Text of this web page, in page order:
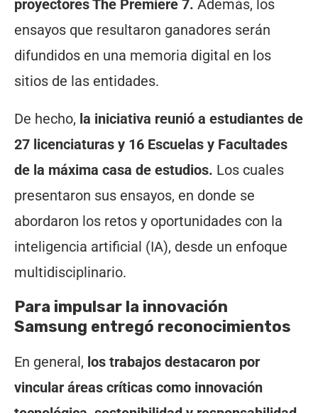
proyectores The Premiere 7. Además, los
ensayos que resultaron ganadores serán
difundidos en una memoria digital en los
sitios de las entidades.
De hecho, la iniciativa reunió a estudiantes de
27 licenciaturas y 16 Escuelas y Facultades
de la máxima casa de estudios. Los cuales
presentaron sus ensayos, en donde se
abordaron los retos y oportunidades con la
inteligencia artificial (IA), desde un enfoque
multidisciplinario.
Para impulsar la innovación
Samsung entregó reconocimientos
En general, los trabajos destacaron por
vincular áreas críticas como innovación